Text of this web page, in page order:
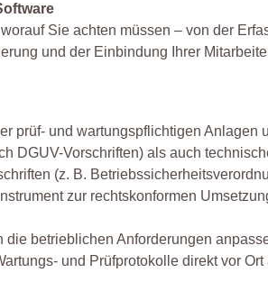
Sie achten müssen – von der
und der Einbindung Ihrer
prüf- und wartungspflichtigen Anlagen
DGUV-Vorschriften) als auch
(z. B.
zur rechtskonformen
betrieblichen Anforderungen
und Prüfprotokolle direkt vor